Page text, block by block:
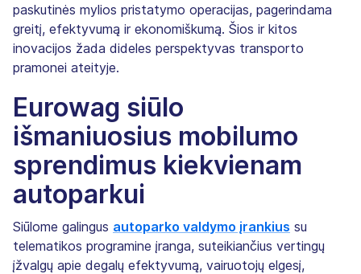
paskutinės mylios pristatymo operacijas, pagerindama
greitį, efektyvumą ir ekonomiškumą. Šios ir kitos
inovacijos žada dideles perspektyvas transporto
pramonei ateityje.
Eurowag siūlo
išmaniuosius mobilumo
sprendimus kiekvienam
autoparkui
Siūlome galingus autoparko valdymo įrankius su
telematikos programine įranga, suteikiančius vertingų
įžvalgų apie degalų efektyvumą, vairuotojų elgesį,